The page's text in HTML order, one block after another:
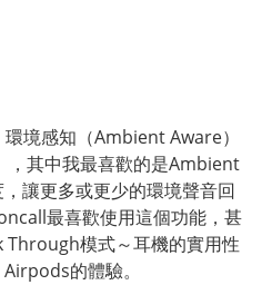
境感知（Ambient Aware）
其中我最喜歡的是Ambient
讓更多或更少的環境聲音回
最喜歡使用這個功能，甚
Through模式～耳機的實用性
的體驗。